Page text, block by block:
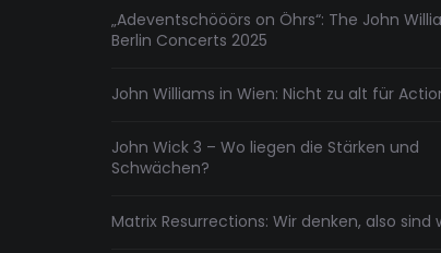
„Adeventschööörs on Öhrs“: The John
Berlin Concerts 2025
John Williams in Wien: Nicht zu alt für
John Wick 3 – Wo liegen die Stärken und
Schwächen?
Matrix Resurrections: Wir denken, also sind